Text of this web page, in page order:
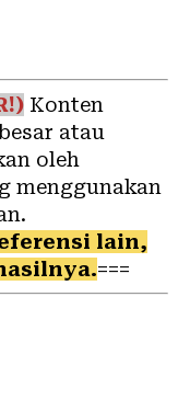
Konten
atau
oleh
menggunakan
lain,
===